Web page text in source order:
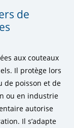
de
aux couteaux
Il protège lors
de poisson et de
ou en industrie
autorise
Il s’adapte